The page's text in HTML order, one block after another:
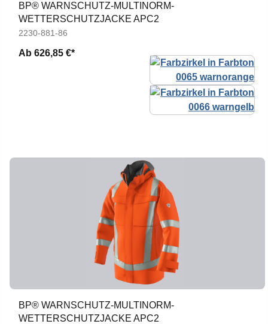
BP® WARNSCHUTZ-MULTINORM-
WETTERSCHUTZJACKE APC2
2230-881-86
Ab 626,85 €*
BP® WARNSCHUTZ-MULTINORM-
WETTERSCHUTZJACKE APC2